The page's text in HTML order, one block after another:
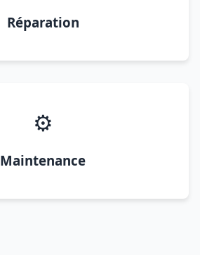
Réparation
⚙️
Maintenance